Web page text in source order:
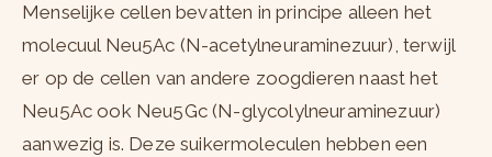
Menselijke cellen bevatten in principe alleen het
molecuul Neu5Ac (N-acetylneuraminezuur), terwijl
er op de cellen van andere zoogdieren naast het
Neu5Ac ook Neu5Gc (N-glycolylneuraminezuur)
aanwezig is. Deze suikermoleculen hebben een